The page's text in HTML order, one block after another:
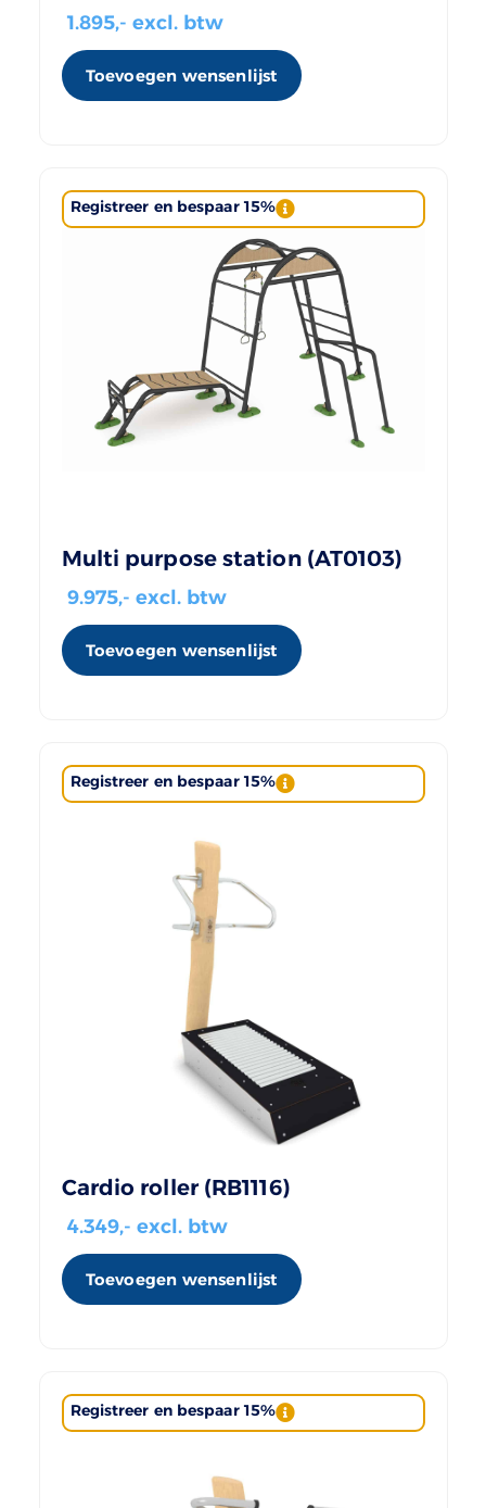
1.895,- excl. btw
Toevoegen wensenlijst
Registreer en bespaar 15%
Multi purpose station (AT0103)
9.975,- excl. btw
Toevoegen wensenlijst
Registreer en bespaar 15%
Cardio roller (RB1116)
4.349,- excl. btw
Toevoegen wensenlijst
Registreer en bespaar 15%